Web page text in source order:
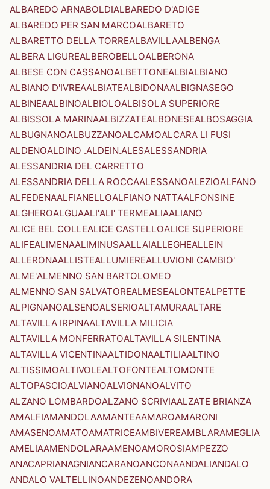
ALBAREDO ARNABOLDIALBAREDO D'ADIGE
ALBAREDO PER SAN MARCOALBARETO
ALBARETTO DELLA TORREALBAVILLAALBENGA
ALBERA LIGUREALBEROBELLOALBERONA
ALBESE CON CASSANOALBETTONEALBIALBIANO
ALBIANO D'IVREAALBIATEALBIDONAALBIGNASEGO
ALBINEAALBINOALBIOLOALBISOLA SUPERIORE
ALBISSOLA MARINAALBIZZATEALBONESEALBOSAGGIA
ALBUGNANOALBUZZANOALCAMOALCARA LI FUSI
ALDENOALDINO .ALDEIN.ALESALESSANDRIA
ALESSANDRIA DEL CARRETTO
ALESSANDRIA DELLA ROCCAALESSANOALEZIOALFANO
ALFEDENAALFIANELLOALFIANO NATTAALFONSINE
ALGHEROALGUAALI'ALI' TERMEALIAALIANO
ALICE BEL COLLEALICE CASTELLOALICE SUPERIORE
ALIFEALIMENAALIMINUSAALLAIALLEGHEALLEIN
ALLERONAALLISTEALLUMIEREALLUVIONI CAMBIO'
ALME'ALMENNO SAN BARTOLOMEO
ALMENNO SAN SALVATOREALMESEALONTEALPETTE
ALPIGNANOALSENOALSERIOALTAMURAALTARE
ALTAVILLA IRPINAALTAVILLA MILICIA
ALTAVILLA MONFERRATOALTAVILLA SILENTINA
ALTAVILLA VICENTINAALTIDONAALTILIAALTINO
ALTISSIMOALTIVOLEALTOFONTEALTOMONTE
ALTOPASCIOALVIANOALVIGNANOALVITO
ALZANO LOMBARDOALZANO SCRIVIAALZATE BRIANZA
AMALFIAMANDOLAAMANTEAAMAROAMARONI
AMASENOAMATOAMATRICEAMBIVEREAMBLARAMEGLIA
AMELIAAMENDOLARAAMENOAMOROSIAMPEZZO
ANACAPRIANAGNIANCARANOANCONAANDALIANDALO
ANDALO VALTELLINOANDEZENOANDORA